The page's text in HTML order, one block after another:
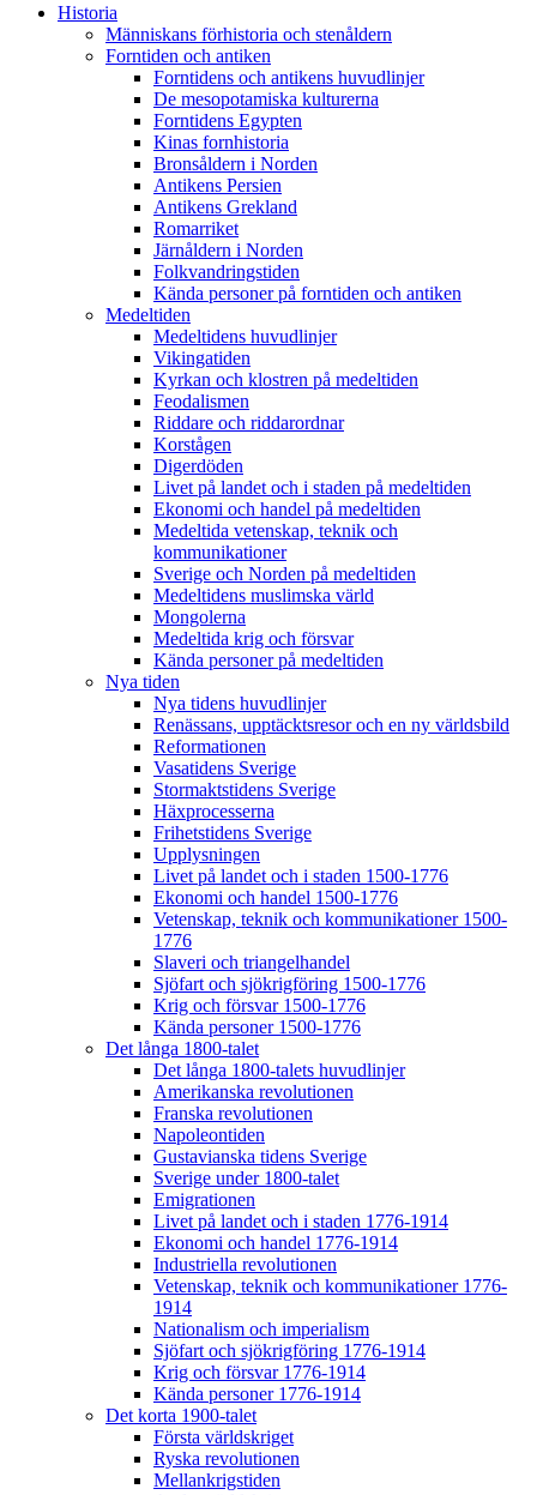
Historia
Människans förhistoria och stenåldern
Forntiden och antiken
Forntidens och antikens huvudlinjer
De mesopotamiska kulturerna
Forntidens Egypten
Kinas fornhistoria
Bronsåldern i Norden
Antikens Persien
Antikens Grekland
Romarriket
Järnåldern i Norden
Folkvandringstiden
Kända personer på forntiden och antiken
Medeltiden
Medeltidens huvudlinjer
Vikingatiden
Kyrkan och klostren på medeltiden
Feodalismen
Riddare och riddarordnar
Korstågen
Digerdöden
Livet på landet och i staden på medeltiden
Ekonomi och handel på medeltiden
Medeltida vetenskap, teknik och
kommunikationer
Sverige och Norden på medeltiden
Medeltidens muslimska värld
Mongolerna
Medeltida krig och försvar
Kända personer på medeltiden
Nya tiden
Nya tidens huvudlinjer
Renässans, upptäcktsresor och en ny världsbild
Reformationen
Vasatidens Sverige
Stormaktstidens Sverige
Häxprocesserna
Frihetstidens Sverige
Upplysningen
Livet på landet och i staden 1500-1776
Ekonomi och handel 1500-1776
Vetenskap, teknik och kommunikationer 1500-
1776
Slaveri och triangelhandel
Sjöfart och sjökrigföring 1500-1776
Krig och försvar 1500-1776
Kända personer 1500-1776
Det långa 1800-talet
Det långa 1800-talets huvudlinjer
Amerikanska revolutionen
Franska revolutionen
Napoleontiden
Gustavianska tidens Sverige
Sverige under 1800-talet
Emigrationen
Livet på landet och i staden 1776-1914
Ekonomi och handel 1776-1914
Industriella revolutionen
Vetenskap, teknik och kommunikationer 1776-
1914
Nationalism och imperialism
Sjöfart och sjökrigföring 1776-1914
Krig och försvar 1776-1914
Kända personer 1776-1914
Det korta 1900-talet
Första världskriget
Ryska revolutionen
Mellankrigstiden